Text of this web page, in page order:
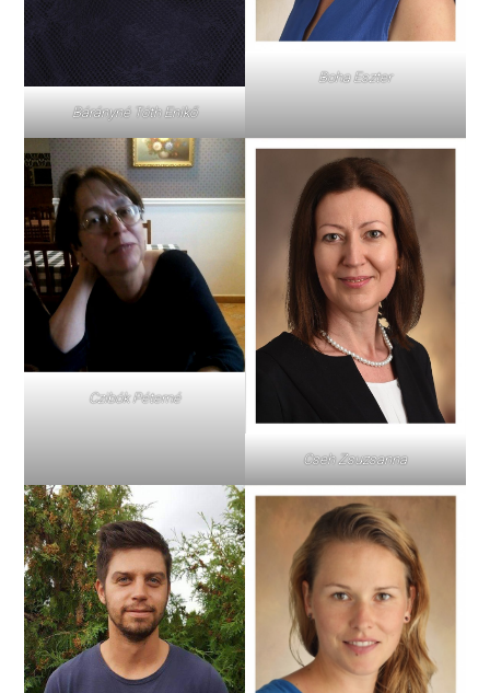
Bárányné Tóth Enikő
Boha Eszter
Czibók Péterné
Cseh Zsuzsanna